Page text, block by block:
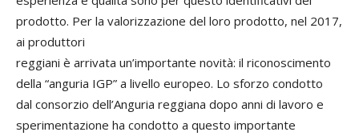
prodotto. Per la valorizzazione del loro prodotto, nel 2017,
ai produttori
reggiani è arrivata un’importante novità: il riconoscimento
della “anguria IGP” a livello europeo. Lo sforzo condotto
dal consorzio dell’Anguria reggiana dopo anni di lavoro e
sperimentazione ha condotto a questo importante